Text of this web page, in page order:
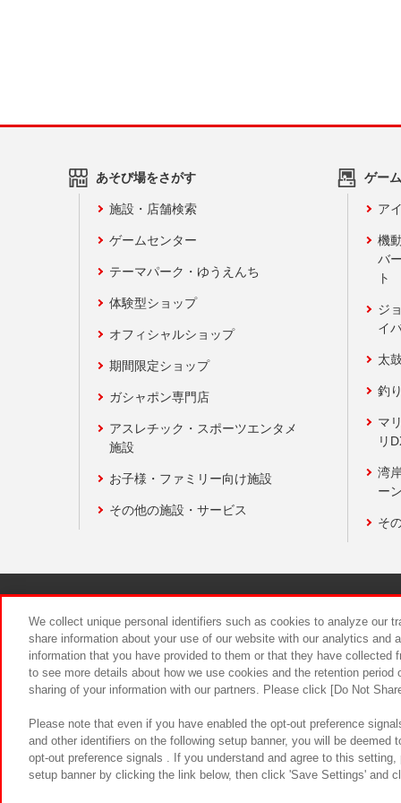
あそび場をさがす
施設・店舗検索
ゲームセンター
テーマパーク・ゆうえんち
体験型ショップ
オフィシャルショップ
期間限定ショップ
ガシャポン専門店
アスレチック・スポーツエンタメ
施設
お子様・ファミリー向け施設
その他の施設・サービス
ゲー
ア
機
バ
ト
ジ
イ
太
釣
マ
リ
湾
ー
そ
食品のご
We collect unique personal identifiers such as cookies to analyze our
share information about your use of our website with our analytics and
information that you have provided to them or that they have
to see more details about how we use cookies and the retention
sharing of your information with our partners. Please click [Do Not
Please note that even if you have enabled the opt-out preference
and other identifiers on the following setup banner, you will be
opt-out preference signals . If you understand and agree to this
setup banner by clicking the link below, then click 'Save Settings' and